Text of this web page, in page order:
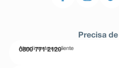
Precisa
Atendimento ao cliente
0800 771 2120